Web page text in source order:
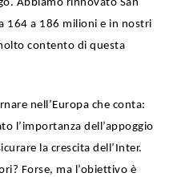
Abbiamo rinnovato San
164 a 186 milioni e in nostri
contento di questa
nell’Europa che conta:
l’importanza dell’appoggio
la crescita dell’Inter.
Forse, ma l’obiettivo è